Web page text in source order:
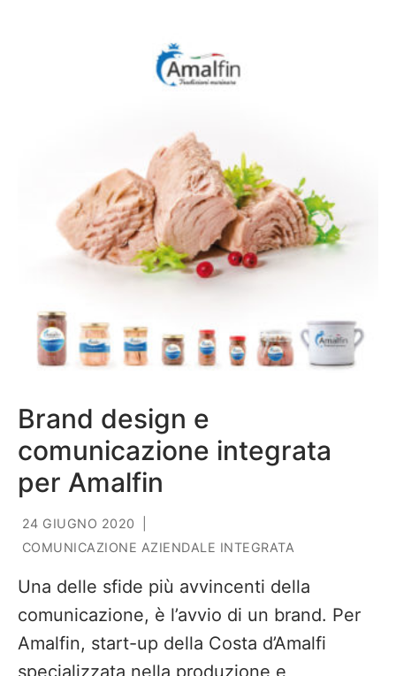
Brand design e
comunicazione integrata
per Amalfin
24 GIUGNO 2020
COMUNICAZIONE AZIENDALE INTEGRATA
Una delle sfide più avvincenti della
comunicazione, è l’avvio di un brand. Per
Amalfin, start-up della Costa d’Amalfi